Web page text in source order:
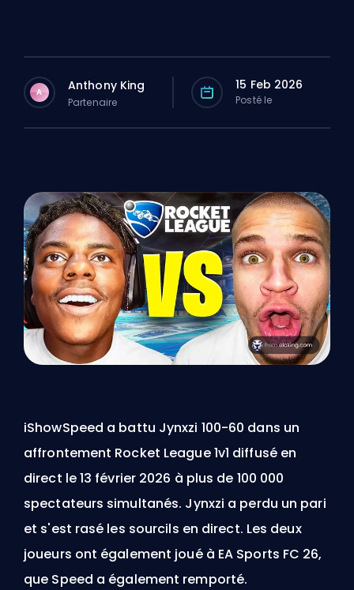
A Anthony King
Partenaire
15 Feb 2026
Posté le
iShowSpeed a battu Jynxzi 100-60 dans un
affrontement Rocket League 1v1 diffusé en
direct le 13 février 2026 à plus de 100 000
spectateurs simultanés. Jynxzi a perdu un pari
et s'est rasé les sourcils en direct. Les deux
joueurs ont également joué à EA Sports FC 26,
que Speed a également remporté.